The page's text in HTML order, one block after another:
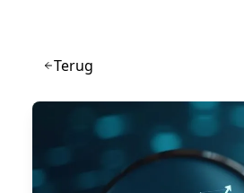
Terug